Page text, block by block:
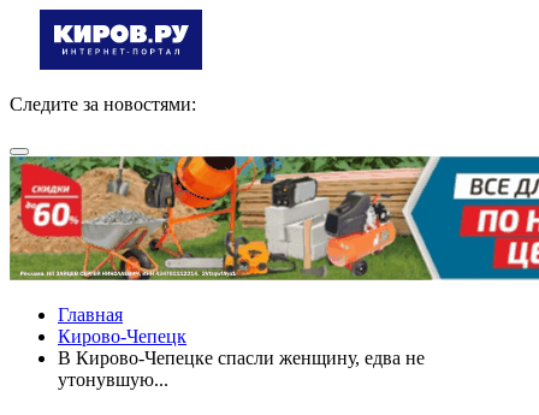
Следите за новостями:
Главная
Кирово-Чепецк
В Кирово-Чепецке спасли женщину, едва не
утонувшую...